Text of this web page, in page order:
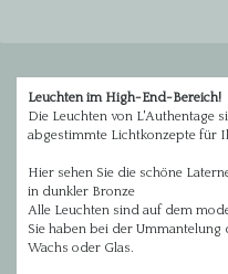
Leuchten im High-End-Bereich!
Die Leuchten von L'Authentage
abgestimmte Lichtkonzepte für
Hier sehen Sie die schöne
in dunkler Bronze
Alle Leuchten sind auf dem
Sie haben bei der
Wachs oder Glas.